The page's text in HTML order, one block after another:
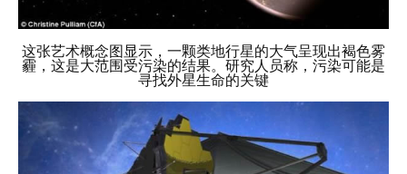
这张艺术概念图显示，一颗类地行星的大气呈现出褐色雾
霾，这是大范围受污染的结果。研究人员称，污染可能是
寻找外星生命的关键